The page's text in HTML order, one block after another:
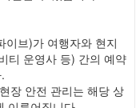
이브)가 여행자와 현지
티 운영사 등) 간의 예약
장 안전 관리는 해당 상